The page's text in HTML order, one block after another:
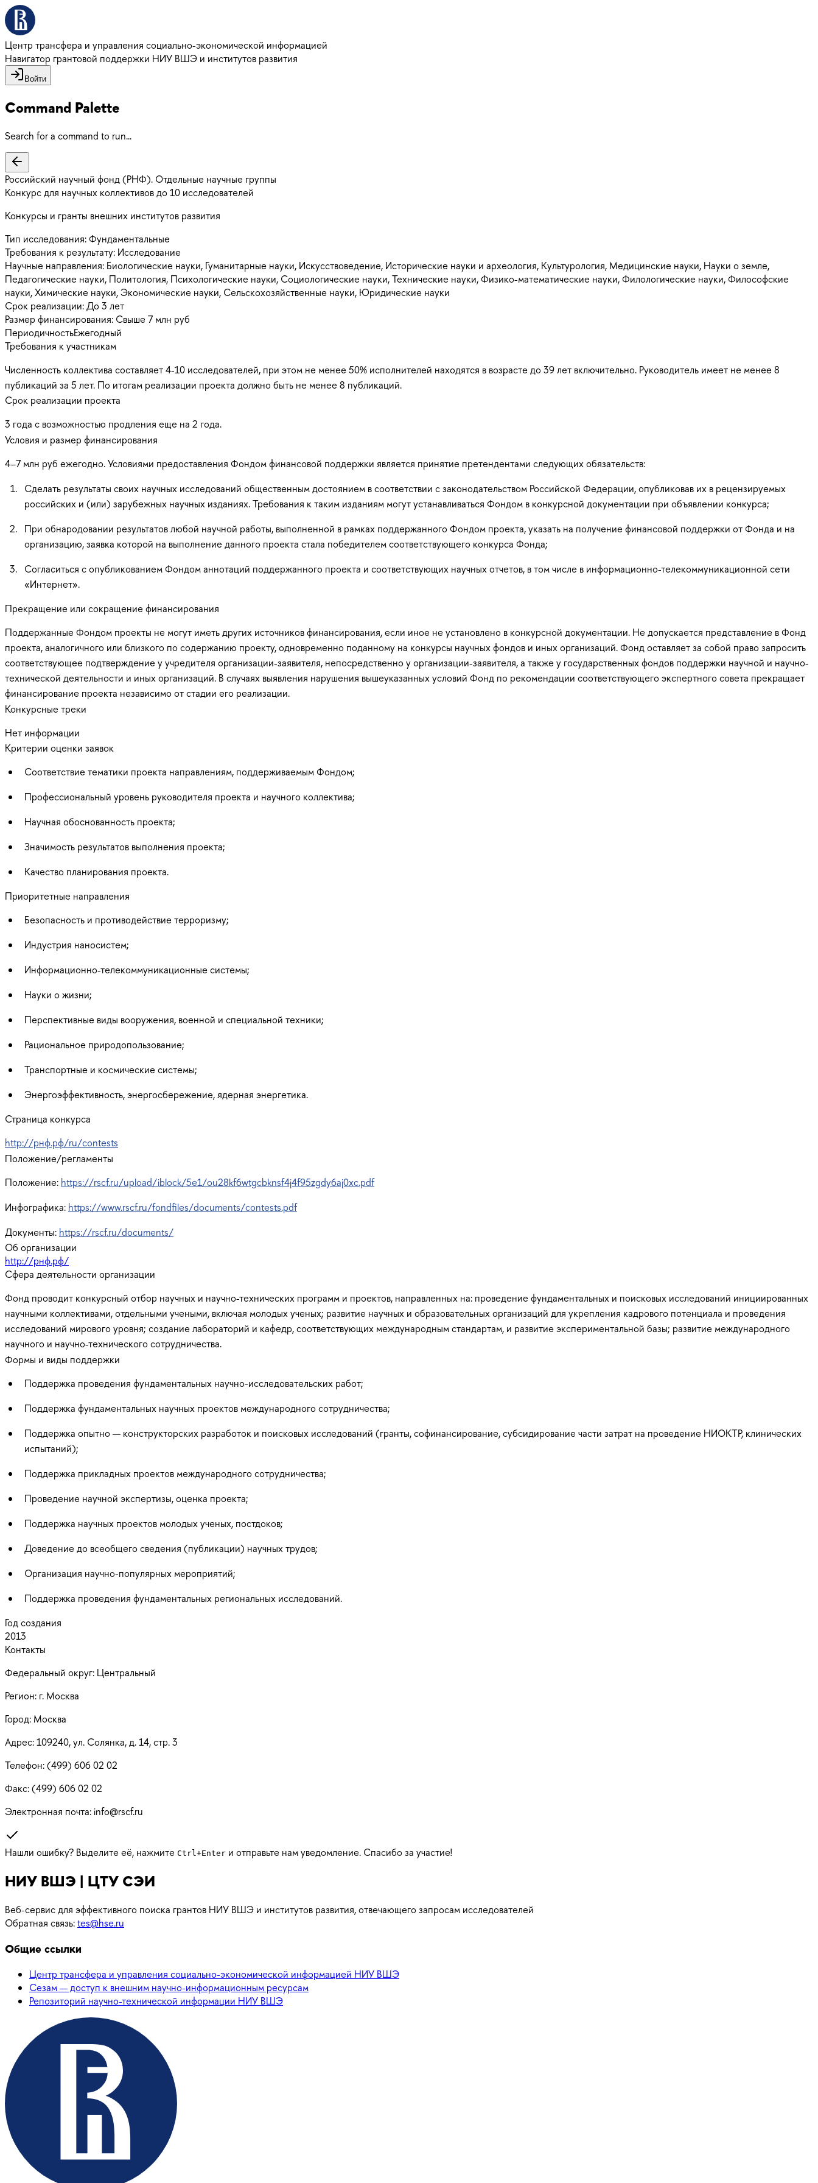
Центр трансфера и управления социально-экономической информацией
Навигатор грантовой поддержки НИУ ВШЭ и институтов развития
Войти
Command Palette
Search for a command to run...
Российский научный фонд (РНФ). Отдельные научные группы
Конкурс для научных коллективов до 10 исследователей
Конкурсы и гранты внешних институтов развития
Тип исследования:Фундаментальные
Требования к результату: Исследование
Научные направления: Биологические науки, Гуманитарные науки, Искусствоведение, Исторические науки и археология, Культурология, Медицинские науки, Науки о земле,
Педагогические науки, Политология, Психологические науки, Социологические науки, Технические науки, Физико-математические науки, Филологические науки, Философские
науки, Химические науки, Экономические науки, Сельскохозяйственные науки, Юридические науки
Срок реализации:До 3 лет
Размер финансирования: Свыше 7 млн руб
ПериодичностьЕжегодный
Требования к участникам
Численность коллектива составляет 4-10 исследователей, при этом не менее 50% исполнителей находятся в возрасте до 39 лет включительно. Руководитель имеет не менее 8
публикаций за 5 лет. По итогам реализации проекта должно быть не менее 8 публикаций.
Срок реализации проекта
3 года с возможностью продления еще на 2 года.
Условия и размер финансирования
4–7 млн руб ежегодно. Условиями предоставления Фондом финансовой поддержки является принятие претендентами следующих обязательств:
Сделать результаты своих научных исследований общественным достоянием в соответствии с законодательством Российской Федерации, опубликовав их в рецензируемых
российских и (или) зарубежных научных изданиях. Требования к таким изданиям могут устанавливаться Фондом в конкурсной документации при объявлении конкурса;
При обнародовании результатов любой научной работы, выполненной в рамках поддержанного Фондом проекта, указать на получение финансовой поддержки от Фонда и на
организацию, заявка которой на выполнение данного проекта стала победителем соответствующего конкурса Фонда;
Согласиться с опубликованием Фондом аннотаций поддержанного проекта и соответствующих научных отчетов, в том числе в информационно-телекоммуникационной сети
«Интернет».
Прекращение или сокращение финансирования
Поддержанные Фондом проекты не могут иметь других источников финансирования, если иное не установлено в конкурсной документации. Не допускается представление в Фонд
проекта, аналогичного или близкого по содержанию проекту, одновременно поданному на конкурсы научных фондов и иных организаций. Фонд оставляет за собой право запросить
соответствующее подтверждение у учредителя организации-заявителя, непосредственно у организации-заявителя, а также у государственных фондов поддержки научной и научно-
технической деятельности и иных организаций. В случаях выявления нарушения вышеуказанных условий Фонд по рекомендации соответствующего экспертного совета прекращает
финансирование проекта независимо от стадии его реализации.
Конкурсные треки
Нет информации
Критерии оценки заявок
Соответствие тематики проекта направлениям, поддерживаемым Фондом;
Профессиональный уровень руководителя проекта и научного коллектива;
Научная обоснованность проекта;
Значимость результатов выполнения проекта;
Качество планирования проекта.
Приоритетные направления
Безопасность и противодействие терроризму;
Индустрия наносистем;
Информационно-телекоммуникационные системы;
Науки о жизни;
Перспективные виды вооружения, военной и специальной техники;
Рациональное природопользование;
Транспортные и космические системы;
Энергоэффективность, энергосбережение, ядерная энергетика.
Страница конкурса
http://рнф.рф/ru/contests
Положение/регламенты
Положение: https://rscf.ru/upload/iblock/5e1/ou28kf6wtgcbknsf4j4f95zgdy6aj0xc.pdf
Инфографика: https://www.rscf.ru/fondfiles/documents/contests.pdf
Документы: https://rscf.ru/documents/
Об организации
http://рнф.рф/
Сфера деятельности организации
Фонд проводит конкурсный отбор научных и научно-технических программ и проектов, направленных на: проведение фундаментальных и поисковых исследований инициированных
научными коллективами, отдельными учеными, включая молодых ученых; развитие научных и образовательных организаций для укрепления кадрового потенциала и проведения
исследований мирового уровня; создание лабораторий и кафедр, соответствующих международным стандартам, и развитие экспериментальной базы; развитие международного
научного и научно-технического сотрудничества.
Формы и виды поддержки
Поддержка проведения фундаментальных научно-исследовательских работ;
Поддержка фундаментальных научных проектов международного сотрудничества;
Поддержка опытно — конструкторских разработок и поисковых исследований (гранты, софинансирование, субсидирование части затрат на проведение НИОКТР, клинических
испытаний);
Поддержка прикладных проектов международного сотрудничества;
Проведение научной экспертизы, оценка проекта;
Поддержка научных проектов молодых ученых, постдоков;
Доведение до всеобщего сведения (публикации) научных трудов;
Организация научно-популярных мероприятий;
Поддержка проведения фундаментальных региональных исследований.
Год создания
2013
Контакты
Федеральный округ: Центральный
Регион: г. Москва
Город: Москва
Адрес:109240, ул. Солянка, д. 14, стр. 3
Телефон:(499) 606 02 02
Факс:(499) 606 02 02
Электронная почта: info@rscf.ru
Нашли ошибку? Выделите её, нажмите Ctrl +Enter и отправьте нам уведомление. Спасибо за участие!
НИУ ВШЭ | ЦТУ СЭИ
Веб-сервис для эффективного поиска грантов НИУ ВШЭ и институтов развития, отвечающего запросам исследователей
Обратная связь:tes@hse.ru
Общие ссылки
Центр трансфера и управления социально-экономической информацией НИУ ВШЭ
Сезам — доступ к внешним научно-информационным ресурсам
Репозиторий научно-технической информации НИУ ВШЭ